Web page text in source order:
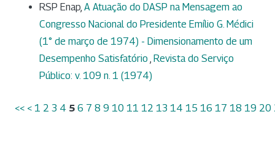
RSP Enap, A Atuação do DASP na Mensagem ao
Congresso Nacional do Presidente Emílio G. Médici
(1° de março de 1974) - Dimensionamento de um
Desempenho Satisfatório Revista do Serviço
Público: v. 109 n. 1 (1974)
<< < 1 2 3 4 5 6 7 8 9 10 11 12 13 14 15 16 17 18 19 20